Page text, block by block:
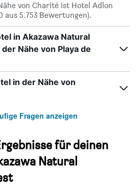
von Charité ist Hotel Adlon
aus 5.753 Bewertungen).
in Akazawa Natural
Nähe von Playa de
in der Nähe von
Fragen anzeigen
für deinen
Natural